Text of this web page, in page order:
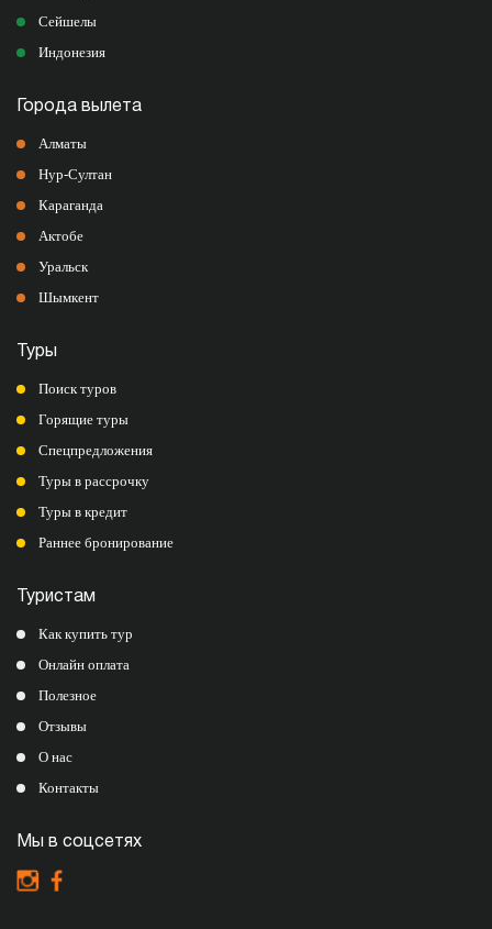
Сейшелы
Индонезия
Города вылета
Алматы
Нур-Султан
Караганда
Актобе
Уральск
Шымкент
Туры
Поиск туров
Горящие туры
Спецпредложения
Туры в рассрочку
Туры в кредит
Раннее бронирование
Туристам
Как купить тур
Онлайн оплата
Полезное
Отзывы
О нас
Контакты
Мы в соцсетях